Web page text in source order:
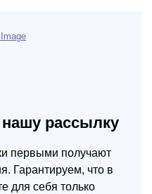
рассылку
первыми получают
Гарантируем, что в
для себя только